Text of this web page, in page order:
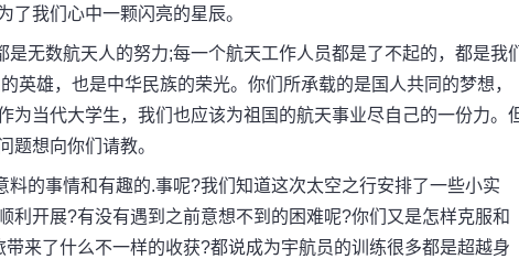
了我们心中一颗闪亮的星辰。
无数航天人的努力;每一个航天工作人员都是了不起的，都是我
英雄，也是中华民族的荣光。你们所承载的是国人共同的梦想，
为当代大学生，我们也应该为祖国的航天事业尽自己的一份力。
题想向你们请教。
的事情和有趣的.事呢?我们知道这次太空之行安排了一些小实
利开展?有没有遇到之前意想不到的困难呢?你们又是怎样克服和
来了什么不一样的收获?都说成为宇航员的训练很多都是超越身